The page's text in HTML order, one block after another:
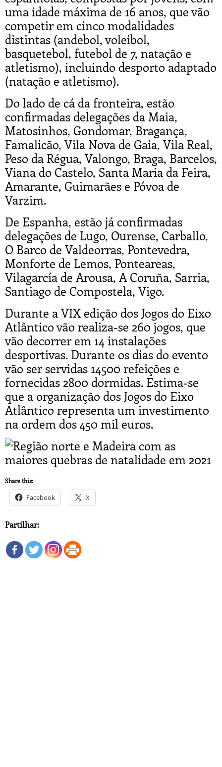
uma idade máxima de 16 anos, que vão
competir em cinco modalidades
distintas (andebol, voleibol,
basquetebol, futebol de 7, natação e
atletismo), incluindo desporto adaptado
(natação e atletismo).
Do lado de cá da fronteira, estão
confirmadas delegações da Maia,
Matosinhos, Gondomar, Bragança,
Famalicão, Vila Nova de Gaia, Vila Real,
Peso da Régua, Valongo, Braga, Barcelos,
Viana do Castelo, Santa Maria da Feira,
Amarante, Guimarães e Póvoa de
Varzim.
De Espanha, estão já confirmadas
delegações de Lugo, Ourense, Carballo,
O Barco de Valdeorras, Pontevedra,
Monforte de Lemos, Ponteareas,
Vilagarcía de Arousa, A Coruña, Sarria,
Santiago de Compostela, Vigo.
Durante a VIX edição dos Jogos do Eixo
Atlântico vão realiza-se 260 jogos, que
vão decorrer em 14 instalações
desportivas. Durante os dias do evento
vão ser servidas 14500 refeições e
fornecidas 2800 dormidas. Estima-se
que a organização dos Jogos do Eixo
Atlântico representa um investimento
na ordem dos 450 mil euros.
Share this:
Facebook X
Partilhar: